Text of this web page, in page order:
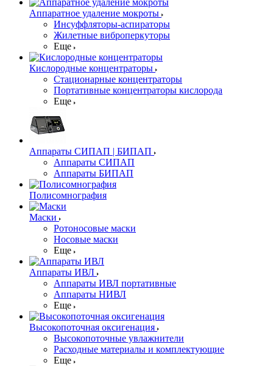
Аппаратное удаление мокроты
Инсуффляторы-аспираторы
Жилетные виброперкуторы
Еще
Кислородные концентраторы
Стационарные концентраторы
Портативные концентраторы кислорода
Еще
Аппараты СИПАП | БИПАП
Аппараты СИПАП
Аппараты БИПАП
Полисомнография
Маски
Ротоносовые маски
Носовые маски
Еще
Аппараты ИВЛ
Аппараты ИВЛ портативные
Аппараты НИВЛ
Еще
Высокопоточная оксигенация
Высокопоточные увлажнители
Расходные материалы и комплектующие
Еще